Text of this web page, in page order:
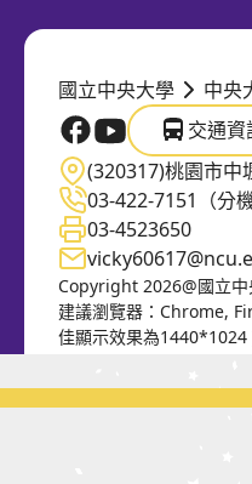
(320317)桃園市中
03-422-7151（分
03-4523650
國立中央大學
中央
國立中央大學官方FB
國立中央大學官方
交通資訊
交通資
Copyright 2026@國立中
建議瀏覽器：Chrome,
佳顯示效果為1440*1024